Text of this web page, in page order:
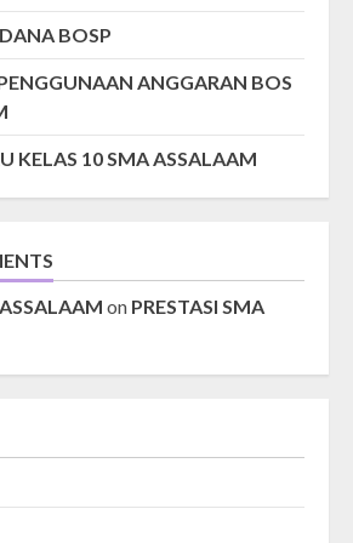
BOSP
ANGGARAN BOS
KELAS 10 SMA ASSALAAM
on PRESTASI SMA